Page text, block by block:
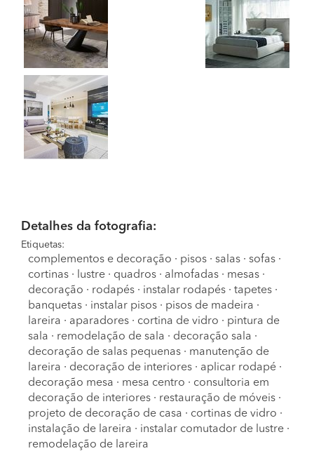
Detalhes da fotografia:
Etiquetas:
complementos e decoração · pisos · salas · sofas ·
cortinas · lustre · quadros · almofadas · mesas ·
decoração · rodapés · instalar rodapés · tapetes ·
banquetas · instalar pisos · pisos de madeira ·
lareira · aparadores · cortina de vidro · pintura de
sala · remodelação de sala · decoração sala ·
decoração de salas pequenas · manutenção de
lareira · decoração de interiores · aplicar rodapé ·
decoração mesa · mesa centro · consultoria em
decoração de interiores · restauração de móveis ·
projeto de decoração de casa · cortinas de vidro ·
instalação de lareira · instalar comutador de lustre ·
remodelação de lareira